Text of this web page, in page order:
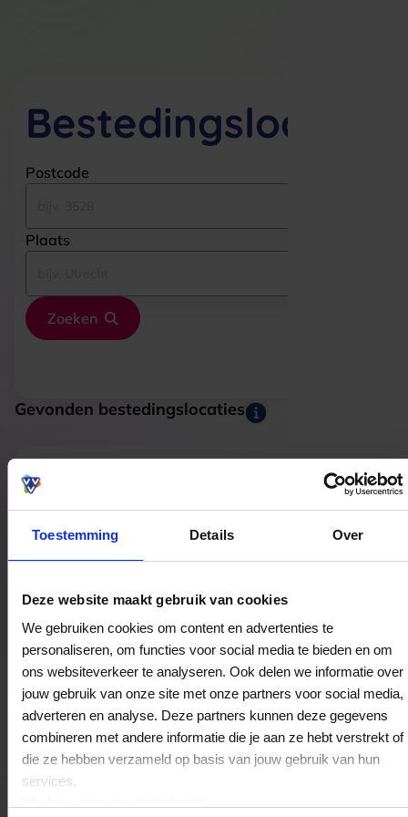
Toestemming Details Over
Deze website maakt gebruik van cookies
We gebruiken cookies om content en advertenties te
personaliseren, om functies voor social media te bieden en om
ons websiteverkeer te analyseren. Ook delen we informatie over
jouw gebruik van onze site met onze partners voor social media,
adverteren en analyse. Deze partners kunnen deze gegevens
combineren met andere informatie die je aan ze hebt verstrekt of
die ze hebben verzameld op basis van jouw gebruik van hun
services.
Bestedingslocaties
Postcode
Plaats
Zoeken
Gevonden bestedingslocaties
WAAR Oud-Beijerland
WAAR Arnhem
Brouwersplein 11
6811BL Arnhem
WAAR Haarlem
Grote Houtstraat 181
2011SM